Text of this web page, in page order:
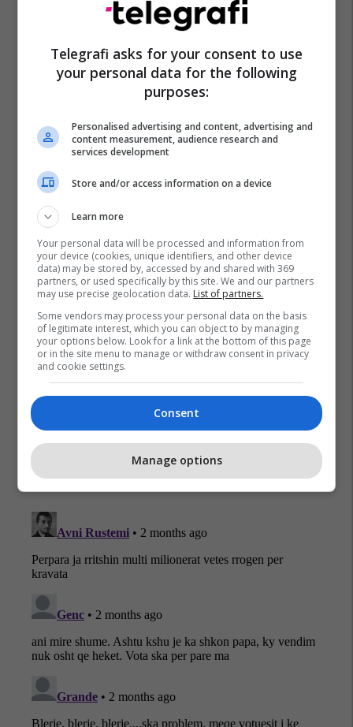
Telegrafi asks for your consent to use
your personal data for the following
purposes:
Personalised advertising and content, advertising and
content measurement, audience research and
services development
Store and/or access information on a device
Learn more
Your personal data will be processed and information from
your device (cookies, unique identifiers, and other device
data) may be stored by, accessed by and shared with 369
partners, or used specifically by this site. We and our partners
may use precise geolocation data. List of partners.
Some vendors may process your personal data on the basis
of legitimate interest, which you can object to by managing
your options below. Look for a link at the bottom of this page
or in the site menu to manage or withdraw consent in privacy
and cookie settings.
Consent
Manage options